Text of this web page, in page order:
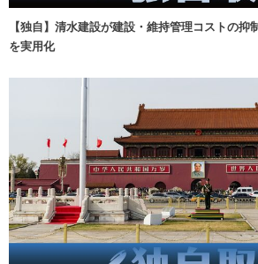
【独自】清水建設が建設・維持管理コストの抑
を実用化